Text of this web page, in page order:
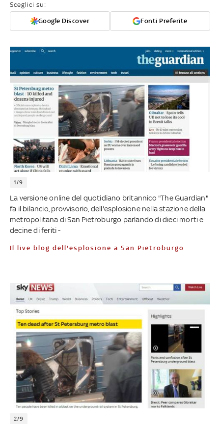
Sceglici su:
Google Discover Fonti Preferite
1/9
La versione online del quotidiano britannico "The Guardian"
fa il bilancio, provvisorio, dell'esplosione nella stazione della
metropolitana di San Pietroburgo parlando di dieci morti e
decine di feriti -
Il live blog dell'esplosione a San Pietroburgo
2/9